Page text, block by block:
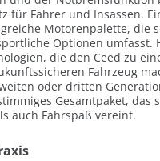
für Fahrer und Insassen.
Motorenpalette, die
Optionen umfasst.
die den Ceed zu
Fahrzeug
oder dritten
Gesamtpaket, das
auch Fahrspaß vereint.